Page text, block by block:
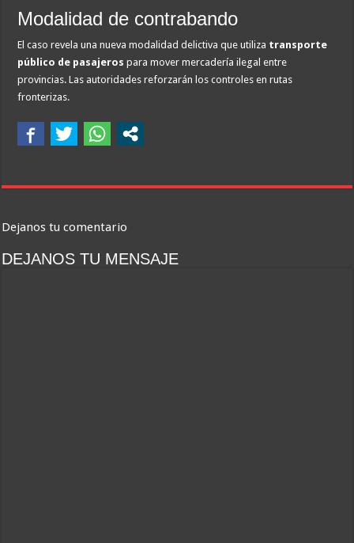
Modalidad de contrabando
El caso revela una nueva modalidad delictiva que utiliza transporte
público de pasajeros para mover mercadería ilegal entre
provincias. Las autoridades reforzarán los controles en rutas
fronterizas.
Dejanos tu comentario
DEJANOS TU MENSAJE